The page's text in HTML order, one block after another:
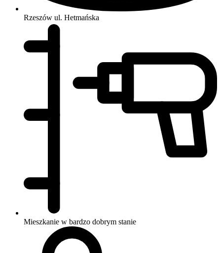
Rzeszów ul. Hetmańska
Mieszkanie w bardzo dobrym stanie